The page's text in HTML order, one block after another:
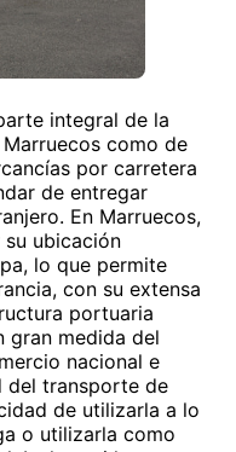
integral de la
como de
por carretera
de entregar
En Marruecos,
ubicación
lo que permite
con su extensa
portuaria
gran medida del
nacional e
del transporte de
de utilizarla a lo
o utilizarla como